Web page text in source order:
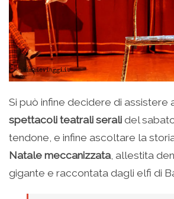
Si può infine decidere di assistere
spettacoli teatrali serali del
tendone, e infine ascoltare la
Natale meccanizzata, allestita
gigante e raccontata dagli elfi di